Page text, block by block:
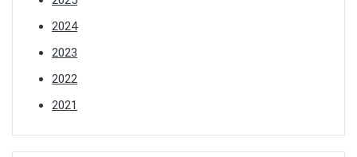
2024
2023
2022
2021